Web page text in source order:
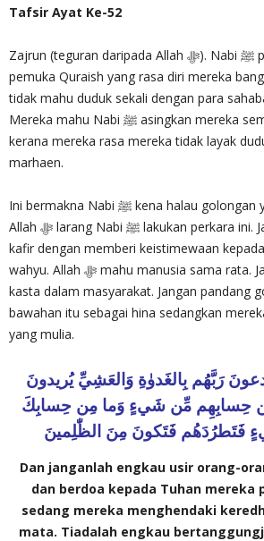
Tafsir Ayat Ke-52
Zajrun (teguran daripada Allah ‎ﷻ). Nabi ﷺ pernah ditegur oleh
pemuka Quraish yang rasa diri mereka
tidak mahu duduk sekali dengan para
Mereka mahu Nabi ﷺ asingkan mereka semasa berbincang
kerana mereka rasa mereka tidak layak
marhaen.
Ini bermakna Nabi ﷺ kena halau golongan yang kelas rendah itu.
Allah ‎ﷻ larang Nabi ﷺ lakukan perkara ini. Jangan layan orang
kafir dengan memberi keistimewaan
wahyu. Allah‎ ﷻ mahu manusia sama rata. Jangan ajar fahaman
kasta dalam masyarakat. Jangan pandang
bawahan itu sebagai hina sedangkan
yang mulia.
رَبَّهُم بِالغَدوٰةِ وَالعَشِيِّ يُريدونَ
حِسابِهِم مِّن شَيءٍ وَما مِن حِسابِكَ
فَتَطرُدَهُم فَتَكونَ مِنَ الظّٰلِمينَ
Dan janganlah engkau usir orang-
dan berdoa kepada Tuhan mereka
sedang mereka menghendaki
mata. Tiadalah engkau